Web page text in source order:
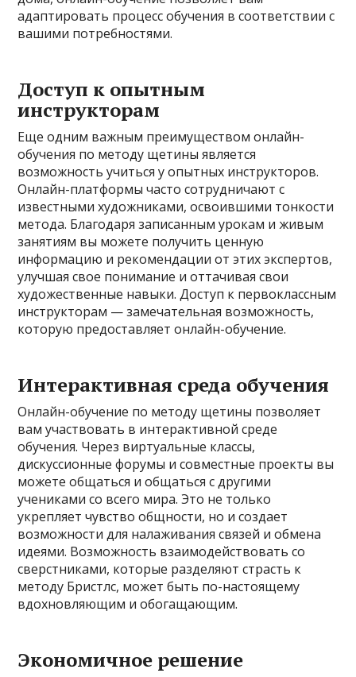
адаптировать процесс обучения в соответствии с
вашими потребностями.
Доступ к опытным
инструкторам
Еще одним важным преимуществом онлайн-
обучения по методу щетины является
возможность учиться у опытных инструкторов.
Онлайн-платформы часто сотрудничают с
известными художниками, освоившими тонкости
метода. Благодаря записанным урокам и живым
занятиям вы можете получить ценную
информацию и рекомендации от этих экспертов,
улучшая свое понимание и оттачивая свои
художественные навыки. Доступ к первоклассным
инструкторам — замечательная возможность,
которую предоставляет онлайн-обучение.
Интерактивная среда обучения
Онлайн-обучение по методу щетины позволяет
вам участвовать в интерактивной среде
обучения. Через виртуальные классы,
дискуссионные форумы и совместные проекты вы
можете общаться и общаться с другими
учениками со всего мира. Это не только
укрепляет чувство общности, но и создает
возможности для налаживания связей и обмена
идеями. Возможность взаимодействовать со
сверстниками, которые разделяют страсть к
методу Бристлс, может быть по-настоящему
вдохновляющим и обогащающим.
Экономичное решение